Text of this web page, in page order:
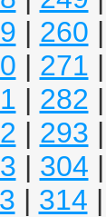
| 260
| 271
| 282
| 293
| 304
| 314